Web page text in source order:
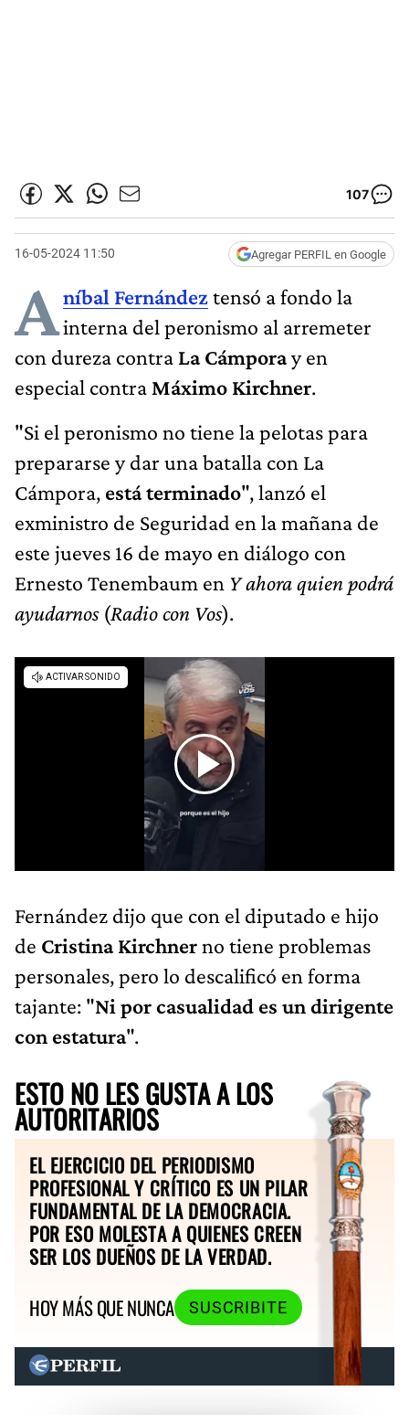
107
16-05-2024 11:50 Agregar PERFIL en Google
Aníbal Fernándeztensó a fondo la
interna del peronismo al arremeter
con dureza contra La Cámporay en
especial contra Máximo Kirchner.
"Si el peronismo no tiene la pelotas para
prepararse y dar una batalla con La
Cámpora, está terminado", lanzó el
exministro de Seguridad en la mañana de
este jueves 16 de mayo en diálogo con
Ernesto Tenembaum en Y ahora quien podrá
ayudarnos(Radio con Vos).
Fernández dijo que con el diputado e hijo
de Cristina Kirchnerno tiene problemas
personales, pero lo descalificó en forma
tajante: "Ni por casualidad es un dirigente
con estatura".
ESTO NO LES GUSTA A LOS
AUTORITARIOS
EL EJERCICIO DEL PERIODISMO
PROFESIONAL Y CRÍTICO ES UN PILAR
FUNDAMENTAL DE LA DEMOCRACIA.
POR ESO MOLESTA A QUIENES CREEN
SER LOS DUEÑOS DE LA VERDAD.
HOY MÁS QUE NUNCA
SUSCRIBITE